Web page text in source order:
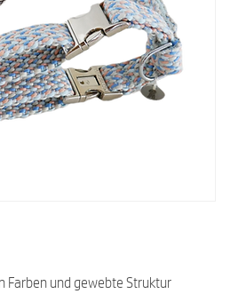
Farben und gewebte Struktur